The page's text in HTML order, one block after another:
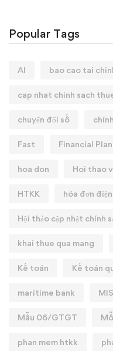
Popular Tags
AI bao cao tai
cap nhat chinh sach
chuyển đổi số
Fast Financial
hoa don Hoi thao
HTKK hóa đơn
Hội thảo cập nhật chính
khai thue qua mang
Kế toán Kế toán
maritime bank
Mẫu 06/GTGT
phan mem htkk